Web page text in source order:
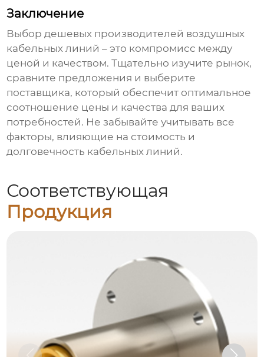
Заключение
Выбордешевых производителей воздушных
кабельных линий – это компромисс между
ценой и качеством. Тщательно изучите рынок,
сравните предложения и выберите
поставщика, который обеспечит оптимальное
соотношение цены и качества для ваших
потребностей. Не забывайте учитывать все
факторы, влияющие на стоимость и
долговечность кабельных линий.
Соответствующая
Продукция